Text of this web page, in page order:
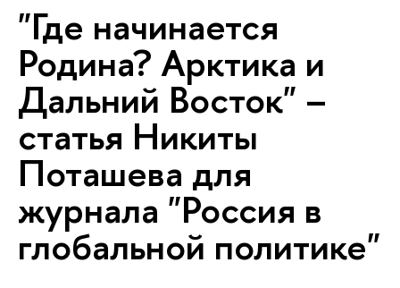
"Где начинается
Родина? Арктика и
Дальний Восток" –
статья Никиты
Поташева для
журнала "Россия в
глобальной политике"